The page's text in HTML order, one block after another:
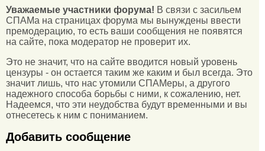
Уважаемые участники форума! В связи с засильем
СПАМа на страницах форума мы вынуждены ввести
премодерацию, то есть ваши сообщения не появятся
на сайте, пока модератор не проверит их.
Это не значит, что на сайте вводится новый уровень
цензуры - он остается таким же каким и был всегда. Это
значит лишь, что нас утомили СПАМеры, а другого
надежного способа борьбы с ними, к сожалению, нет.
Надеемся, что эти неудобства будут временными и вы
отнесетесь к ним с пониманием.
Добавить сообщение